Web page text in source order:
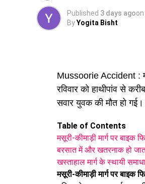
उत्कर्ष स्मॉल फाइनेंस बैंक
सीएएमपी-108 (CAMP-108)
मोचिको (Mochiko Shoes)
टीआई मेडिकोज (TI
आईजोन (iZone)
Dehradun Rojgar Mela
क्षेत्रीय सेवायोजन
अगस्त, 2026से शुरू हो
पहुंचकर अपना पंजीकरण
Published 3 days agoon
ByYogita Bisht
Mussoorie Accident :
रविवार को हाथीपांव से
सवार युवक की मौत हो गई।
Table of Contents
मसूरी-कीमाड़ी मार्ग पर
बरसात में और खतरनाक हो
खस्ताहाल मार्ग के स्थायी
मसूरी-कीमाड़ी मार्ग पर